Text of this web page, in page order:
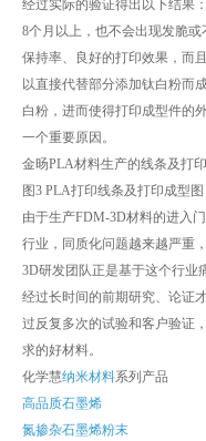
经过实际的验证得出以下结果
8个月以上，也不会出现发脆
保持率、良好的打印效果，而
以直接代替部分添加钛白粉而
白粉，进而使得打印成型件的
一个重要原因。
金旸PLA材料生产的线条及打
图3 PLA打印线条及打印成型图
由于生产FDM-3D材料的进入
行业，同质化问题越来越严重
3D研发团队正是基于这个行业
经过长时间的前期研究、论证
过反复多次的试验和客户验证
求的好材料。
化学慧纳米材料系列产品
高品质石墨烯
氮掺杂石墨烯粉末